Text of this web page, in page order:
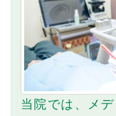
当院では、メ